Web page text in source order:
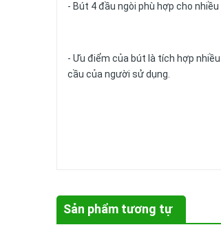
- Bút 4 đầu ngòi phù hợp cho
- Ưu điểm của bút là tích hợp
cầu của người sử dụng.
Sản phẩm tương tự